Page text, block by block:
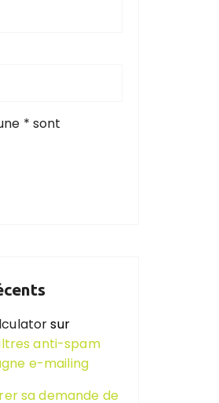
* sont
sur
anti-spam
e-mailing
sa demande de